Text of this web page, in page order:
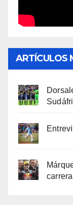
ARTÍCULOS
carrera